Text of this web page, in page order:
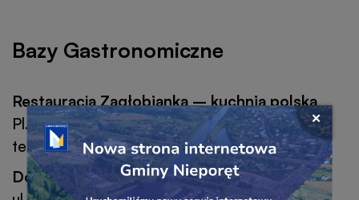
Przejdź
do
linku
banera
okno
popup
Bazy Gastronomiczne
Restauracja Zagłobianka – kuchnia polska
Pl. Wolności 2 ,05-126 Nieporęt
tel.22 774 83 24
Dolce Vita – pizza&pasta